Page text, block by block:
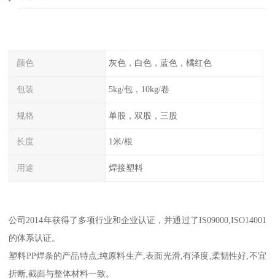
颜色 灰色，白色，蓝色，橘红色
包装 5kg/包，10kg/卷
规格 单股，双股，三股
长度 1米/根
用途 焊接塑料
公司2014年获得了多项行业和企业认证，并通过了IS09000,ISO14001
的体系认证。
塑料PP焊条的产品特点;纯原料生产,表面光滑,有泽度,柔韧性好,不宜
折断,截面与整体材料一致。